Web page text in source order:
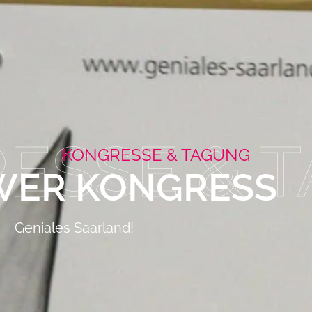
&
KONGRESSE & TAGUNG
KONGRESS
Geniales Saarland!